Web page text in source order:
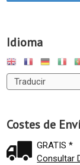
Idioma
Costes de
GRATIS *
Consultar